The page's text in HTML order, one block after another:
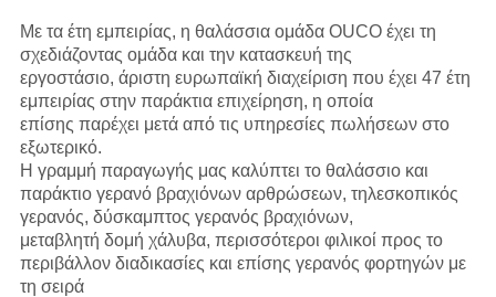
Με τα έτη εμπειρίας, η θαλάσσια ομάδα OUCO έχει τη
σχεδιάζοντας ομάδα και την κατασκευή της
εργοστάσιο, άριστη ευρωπαϊκή διαχείριση που έχει 47 έτη
εμπειρίας στην παράκτια επιχείρηση, η οποία
επίσης παρέχει μετά από τις υπηρεσίες πωλήσεων στο
εξωτερικό.
Η γραμμή παραγωγής μας καλύπτει το θαλάσσιο και
παράκτιο γερανό βραχιόνων αρθρώσεων, τηλεσκοπικός
γερανός, δύσκαμπτος γερανός βραχιόνων,
μεταβλητή δομή χάλυβα, περισσότεροι φιλικοί προς το
περιβάλλον διαδικασίες και επίσης γερανός φορτηγών με
τη σειρά